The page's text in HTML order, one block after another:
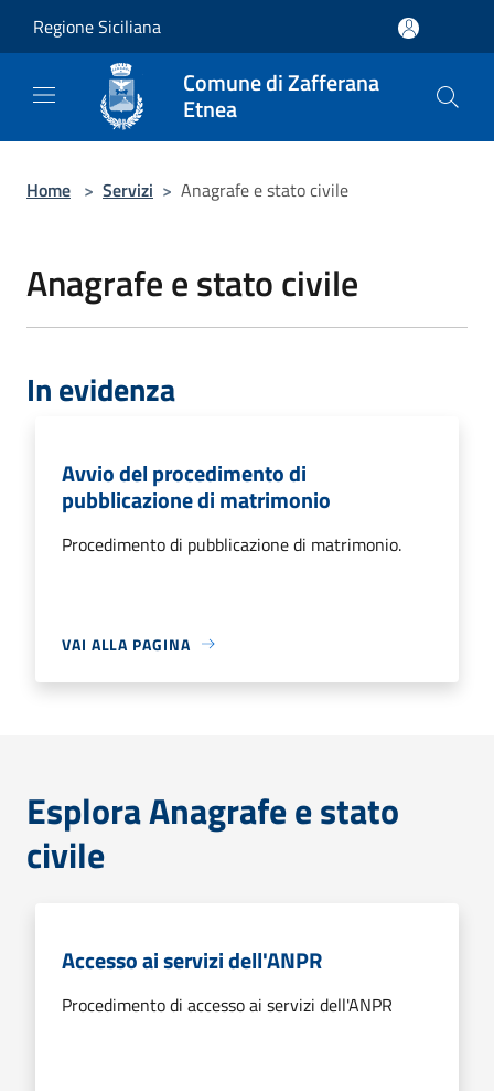
Regione Siciliana
Comune di Zafferana
Etnea
Home > Servizi > Anagrafe e stato civile
Anagrafe e stato civile
In evidenza
Avvio del procedimento di
pubblicazione di matrimonio
Procedimento di pubblicazione di matrimonio.
VAI ALLA PAGINA
Esplora Anagrafe e stato
civile
Accesso ai servizi dell'ANPR
Procedimento di accesso ai servizi dell'ANPR